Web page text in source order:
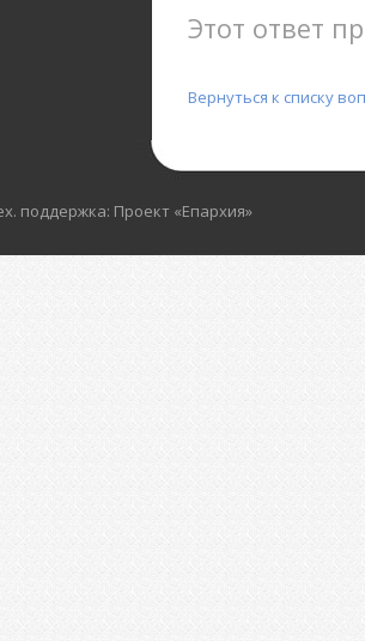
Этот ответ
Вернуться к списку
поддержка: Проект «Епархия»